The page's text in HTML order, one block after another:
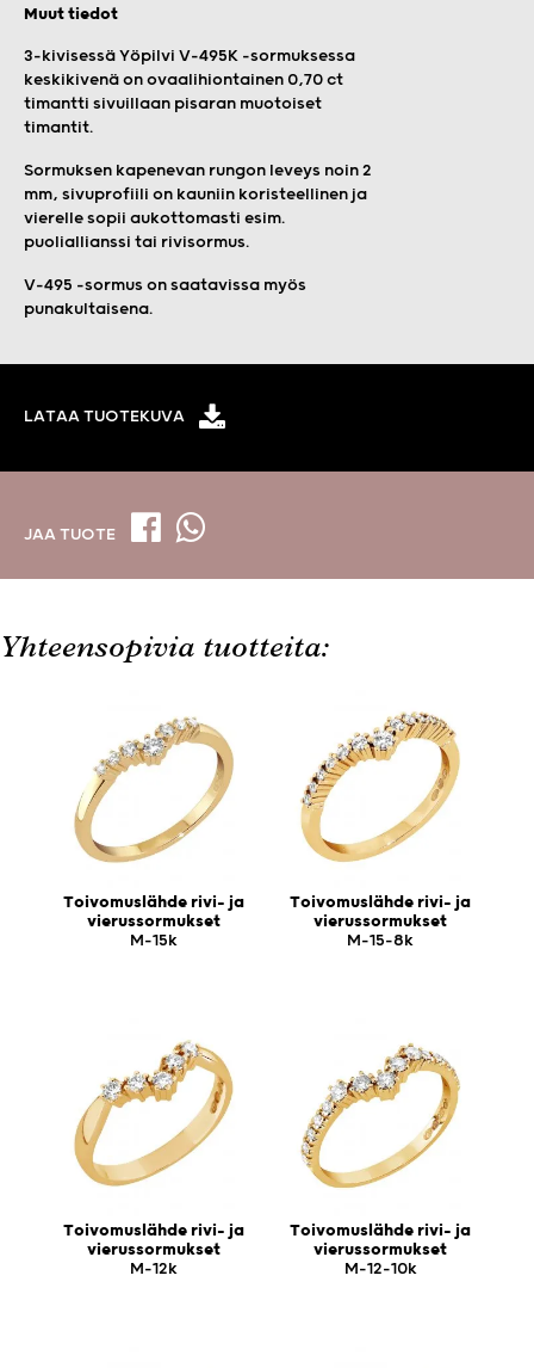
Muut tiedot
3-kivisessä Yöpilvi V-495K -sormuksessa
keskikivenä on ovaalihiontainen 0,70 ct
timantti sivuillaan pisaran muotoiset
timantit.
Sormuksen kapenevan rungon leveys noin 2
mm, sivuprofiili on kauniin koristeellinen ja
vierelle sopii aukottomasti esim.
puoliallianssi tai rivisormus.
V-495 -sormus on saatavissa myös
punakultaisena.
LATAA TUOTEKUVA
JAA TUOTE
Yhteensopivia tuotteita:
Toivomuslähde rivi- ja
vierussormukset
M-15k
Toivomuslähde rivi- ja
vierussormukset
M-15-8k
Toivomuslähde rivi- ja
vierussormukset
M-12k
Toivomuslähde rivi- ja
vierussormukset
M-12-10k